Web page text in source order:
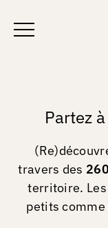
Partez
travers des
territoire.
petits comme